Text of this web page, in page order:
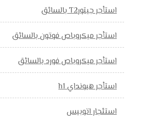
استأجر جيتورT2 بالسائق
استأجر ميكروباص فوتون بالسائق
استأجر ميكروباص فورد بالسائق
استأجر هيونداي h1
استئجار اتوبيس